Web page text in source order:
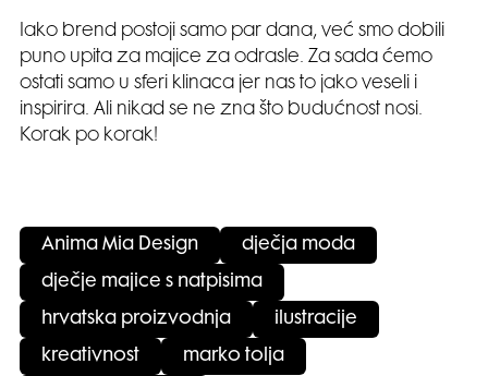
Iako brend postoji samo par dana, već smo dobili
puno upita za majice za odrasle. Za sada ćemo
ostati samo u sferi klinaca jer nas to jako veseli i
inspirira. Ali nikad se ne zna što budućnost nosi.
Korak po korak!
Anima Mia Design dječja moda
dječje majice s natpisima
hrvatska proizvodnja ilustracije
kreativnost marko tolja